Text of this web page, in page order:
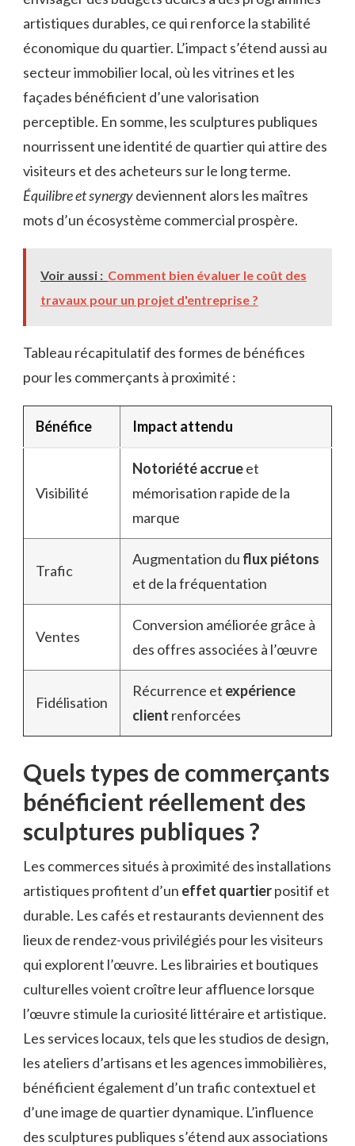
artistiques durables, ce qui renforce la stabilité
économique du quartier. L’impact s’étend aussi au
secteur immobilier local, où les vitrines et les
façades bénéficient d’une valorisation
perceptible. En somme, les sculptures publiques
nourrissent une identité de quartier qui attire des
visiteurs et des acheteurs sur le long terme.
Équilibre et synergydeviennent alors les maîtres
mots d’un écosystème commercial prospère.
Voir aussi : Comment bien évaluer le coût des
travaux pour un projet d'entreprise ?
Tableau récapitulatif des formes de bénéfices
pour les commerçants à proximité :
Bénéfice Impact attendu
Visibilité
Notoriété accrueet
mémorisation rapide de la
marque
Trafic
Augmentation du flux piétons
et de la fréquentation
Ventes
Conversion améliorée grâce à
des offres associées à l’œuvre
Fidélisation
Récurrence et expérience
client renforcées
Quels types de commerçants
bénéficient réellement des
sculptures publiques ?
Les commerces situés à proximité des installations
artistiques profitent d’un effet quartierpositif et
durable. Les cafés et restaurants deviennent des
lieux de rendez-vous privilégiés pour les visiteurs
qui explorent l’œuvre. Les librairies et boutiques
culturelles voient croître leur affluence lorsque
l’œuvre stimule la curiosité littéraire et artistique.
Les services locaux, tels que les studios de design,
les ateliers d’artisans et les agences immobilières,
bénéficient également d’un trafic contextuel et
d’une image de quartier dynamique. L’influence
des sculptures publiques s’étend aux associations